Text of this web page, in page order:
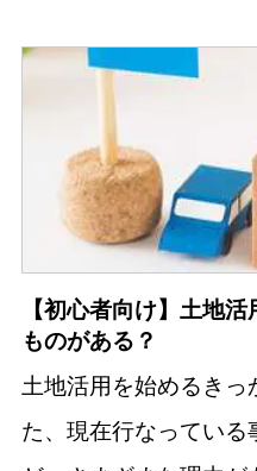
人も多いの...
【初心者向け】土地
ものがある？
土地活用を始めるきっ
た、現在行なっている